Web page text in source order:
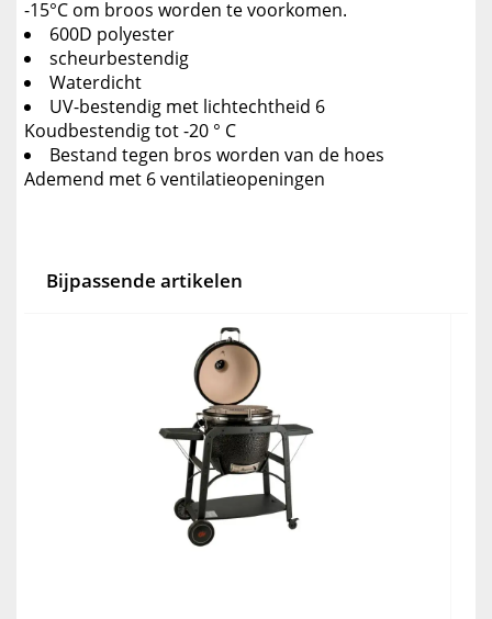
-15°C om broos worden te voorkomen.
600D polyester
scheurbestendig
Waterdicht
UV-bestendig met lichtechtheid 6
Koudbestendig tot -20 ° C
Bestand tegen bros worden van de hoes
Ademend met 6 ventilatieopeningen
Bijpassende artikelen